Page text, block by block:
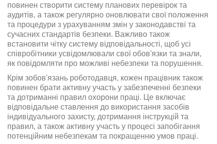
повинен створити систему планових перевірок та
аудитів, а також регулярно оновлювати свої положення
та процедури з урахуванням змін у законодавстві та
сучасних стандартів безпеки. Важливо також
встановити чітку систему відповідальності, щоб усі
співробітники усвідомлювали свої обов'язки та знали,
як повідомляти про можливі небезпеки та порушення.
Крім зобов'язань роботодавця, кожен працівник також
повинен брати активну участь у забезпеченні безпеки
та дотриманні правил охорони праці. Це включає
відповідальне ставлення до використання засобів
індивідуального захисту, дотримання інструкцій та
правил, а також активну участь у процесі запобігання
потенційним небезпекам та покращенню умов праці.